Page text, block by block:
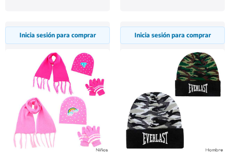
Inicia sesión para comprar Inicia sesión para comprar